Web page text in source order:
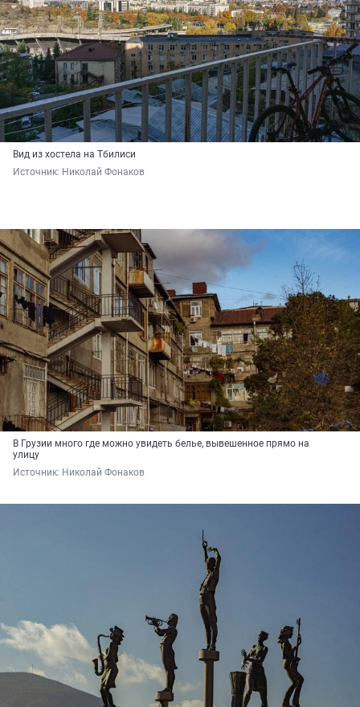
Вид из хостела на Тбилиси
Источник: Николай Фонаков
В Грузии много где можно увидеть белье, вывешенное прямо на
улицу
Источник: Николай Фонаков